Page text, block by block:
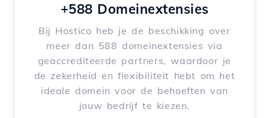
+588 Domeinextensies
Bij Hostico heb je de beschikking over
meer dan 588 domeinextensies via
geaccrediteerde partners, waardoor je
de zekerheid en flexibiliteit hebt om het
ideale domein voor de behoeften van
jouw bedrijf te kiezen.